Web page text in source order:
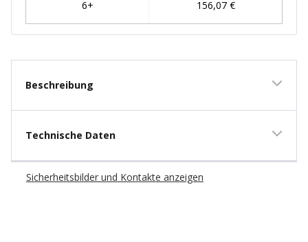
Beschreibung
Technische Daten
Sicherheitsbilder und Kontakte anzeigen